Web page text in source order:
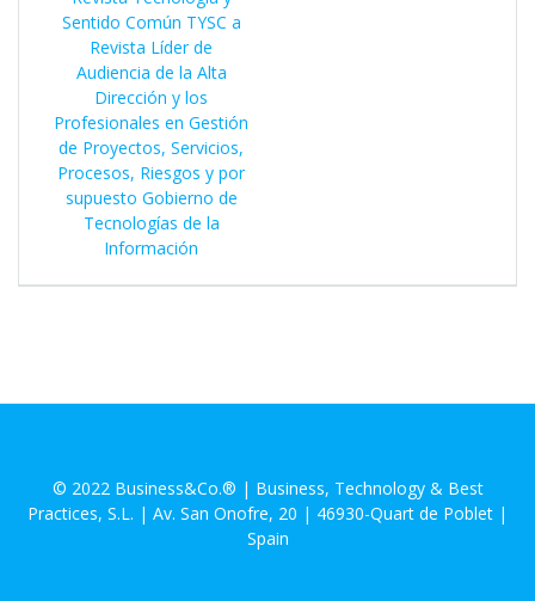
Sentido Común TYSC a
Revista Líder de
Audiencia de la Alta
Dirección y los
Profesionales en Gestión
de Proyectos, Servicios,
Procesos, Riesgos y por
supuesto Gobierno de
Tecnologías de la
Información
© 2022 Business&Co.® | Business, Technology & Best
Practices, S.L. | Av. San Onofre, 20 | 46930-Quart de Poblet |
Spain